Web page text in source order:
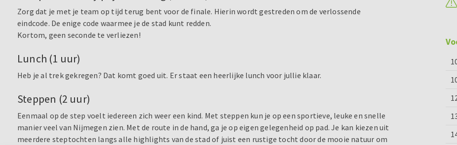
Zorg dat je met je team op tijd terug bent voor de finale. Hierin wordt gestreden om de verlossende
eindcode. De enige code waarmee je de stad kunt redden.
Kortom, geen seconde te verliezen!
Lunch (1 uur)
Heb je al trek gekregen? Dat komt goed uit. Er staat een heerlijke lunch voor jullie klaar.
Steppen (2 uur)
Eenmaal op de step voelt iedereen zich weer een kind. Met steppen kun je op een sportieve, leuke en snelle
manier veel van Nijmegen zien. Met de route in de hand, ga je op eigen gelegenheid op pad. Je kan kiezen uit
meerdere steptochten langs alle highlights van de stad of juist een rustige tocht door de mooie natuur om